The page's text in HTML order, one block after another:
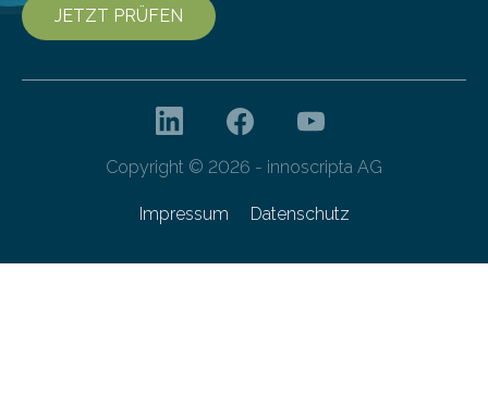
JETZT PRÜFEN
Copyright © 2026 - innoscripta AG
Impressum Datenschutz